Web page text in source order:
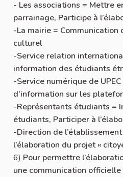
- Les associations = Mettre
parrainage, Participe à
-La mairie = Communication
culturel
-Service relation
information des étudiants
-Service numérique de
d’information sur les
-Représentants étudiants =
étudiants, Participer à
-Direction de
l’élaboration du projet «
6) Pour permettre
une communication